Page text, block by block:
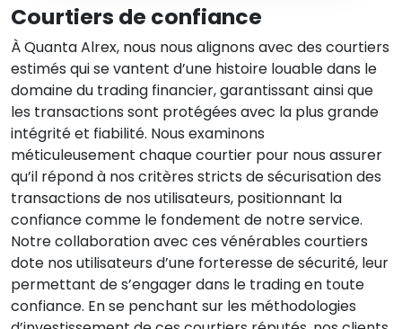
Courtiers de confiance
ÀQuanta Alrex, nous nous alignons avec des courtiers
estimés qui se vantent d’une histoire louable dans le
domaine du trading financier, garantissant ainsi que
les transactions sont protégées avec la plus grande
intégrité et fiabilité. Nous examinons
méticuleusement chaque courtier pour nous assurer
qu’il répond à nos critères stricts de sécurisation des
transactions de nos utilisateurs, positionnant la
confiance comme le fondement de notre service.
Notre collaboration avec ces vénérables courtiers
dote nos utilisateurs d’une forteresse de sécurité, leur
permettant de s’engager dans le trading en toute
confiance. En se penchant sur les méthodologies